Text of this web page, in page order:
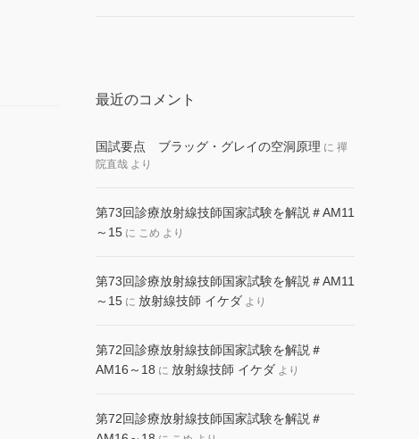
最近のコメント
国試要点 ブラッグ・グレイの空洞原理 に 禪
院直哉 より
第73回診療放射線技師国家試験を解説＃AM11
～15 に こめ より
第73回診療放射線技師国家試験を解説＃AM11
～15 に 放射線技師 イケダ より
第72回診療放射線技師国家試験を解説＃
AM16～18 に 放射線技師 イケダ より
第72回診療放射線技師国家試験を解説＃